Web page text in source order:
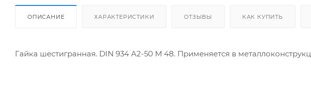
ОПИСАНИЕ ХАРАКТЕРИСТИКИ ОТЗЫВЫ КАК КУПИТЬ
Гайка шестигранная. DIN 934 A2-50 M 48. Применяется в